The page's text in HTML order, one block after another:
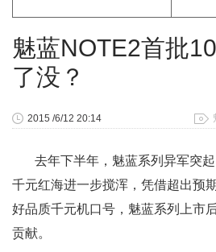
魅蓝NOTE2首批
了没？
2015 /6/12 20:14
去年下半年，魅蓝系列异军突
千元红海进一步搅浑，凭借超出预
好品质千元机口号，魅蓝系列上市
贡献。